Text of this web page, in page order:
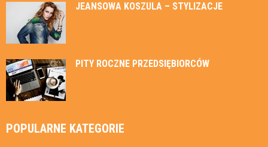
JEANSOWA KOSZULA – STYLIZACJE
PITY ROCZNE PRZEDSIĘBIORCÓW
POPULARNE KATEGORIE